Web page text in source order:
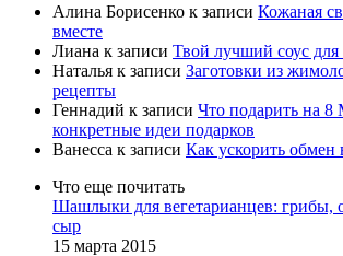
Алина Борисенко к записи Кожаная
вместе
Лиана к записи Твой лучший соус для
Наталья к записи Заготовки из
рецепты
Геннадий к записи Что подарить на 8
конкретные идеи подарков
Ванесса к записи Как ускорить обмен
Что еще почитать
Шашлыки для вегетарианцев: грибы,
сыр
15 марта 2015